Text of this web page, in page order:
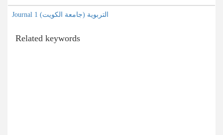
Journal التربویة (جامعة الکویت) 1
Related keywords